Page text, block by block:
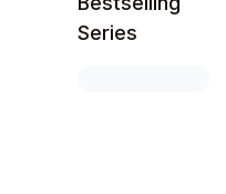
Series